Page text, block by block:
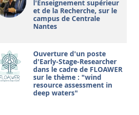
l'Enseignement supérieur
et de la Recherche, sur le
campus de Centrale
Nantes
Ouverture d'un poste
d'Early-Stage-Researcher
dans le cadre de FLOAWER
sur le thème : "wind
resource assessment in
deep waters"